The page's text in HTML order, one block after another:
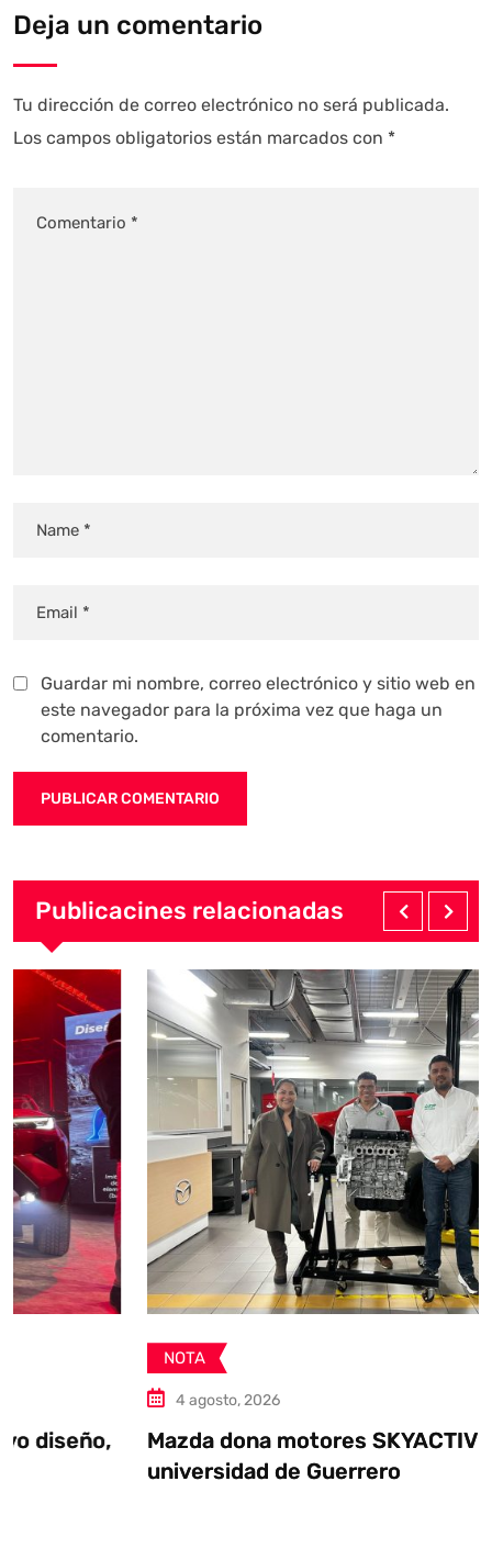
Deja un comentario
Tu dirección de correo electrónico no será publicada.
Los campos obligatorios están marcados con *
Guardar mi nombre, correo electrónico y sitio web en
este navegador para la próxima vez que haga un
comentario.
Publicacines relacionadas
Mazda dona motores SKYACTIV a
universidad de Guerrero